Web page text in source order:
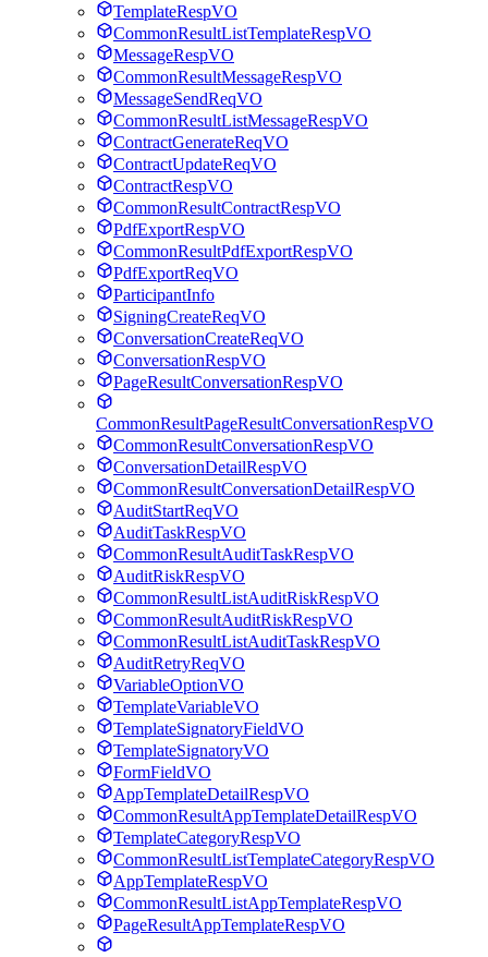
TemplateRespVO
CommonResultListTemplateRespVO
MessageRespVO
CommonResultMessageRespVO
MessageSendReqVO
CommonResultListMessageRespVO
ContractGenerateReqVO
ContractUpdateReqVO
ContractRespVO
CommonResultContractRespVO
PdfExportRespVO
CommonResultPdfExportRespVO
PdfExportReqVO
ParticipantInfo
SigningCreateReqVO
ConversationCreateReqVO
ConversationRespVO
PageResultConversationRespVO
CommonResultPageResultConversationRespVO
CommonResultConversationRespVO
ConversationDetailRespVO
CommonResultConversationDetailRespVO
AuditStartReqVO
AuditTaskRespVO
CommonResultAuditTaskRespVO
AuditRiskRespVO
CommonResultListAuditRiskRespVO
CommonResultAuditRiskRespVO
CommonResultListAuditTaskRespVO
AuditRetryReqVO
VariableOptionVO
TemplateVariableVO
TemplateSignatoryFieldVO
TemplateSignatoryVO
FormFieldVO
AppTemplateDetailRespVO
CommonResultAppTemplateDetailRespVO
TemplateCategoryRespVO
CommonResultListTemplateCategoryRespVO
AppTemplateRespVO
CommonResultListAppTemplateRespVO
PageResultAppTemplateRespVO